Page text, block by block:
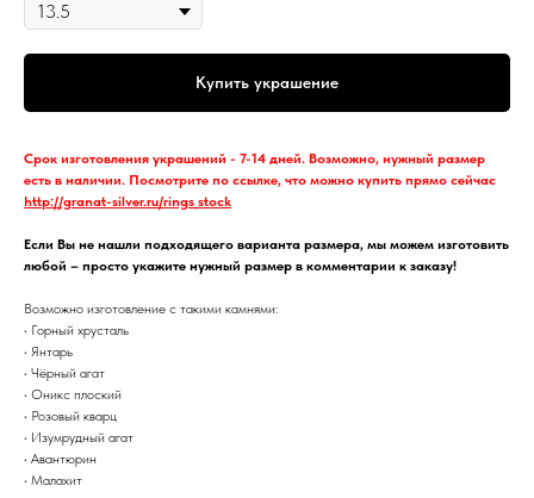
Купить украшение
Срок изготовления украшений - 7-14 дней. Возможно, нужный размер
есть в наличии. Посмотрите по ссылке, что можно купить прямо сейчас
http://granat-silver.ru/rings_stock
Если Вы не нашли подходящего варианта размера, мы можем изготовить
любой – просто укажите нужный размер в комментарии к заказу!
Возможно изготовление с такими камнями:
• Горный хрусталь
• Янтарь
• Чёрный агат
• Оникс плоский
• Розовый кварц
• Изумрудный агат
• Авантюрин
• Малахит